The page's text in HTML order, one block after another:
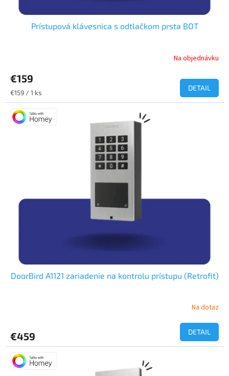
Prístupová klávesnica s odtlačkom prsta BOT
Na objednávku
€159
Jednotková
cena:
€159 / 1 ks
DETAIL
DoorBird A1121 zariadenie na kontrolu prístupu (Retrofit)
Na dotaz
€459 DETAIL